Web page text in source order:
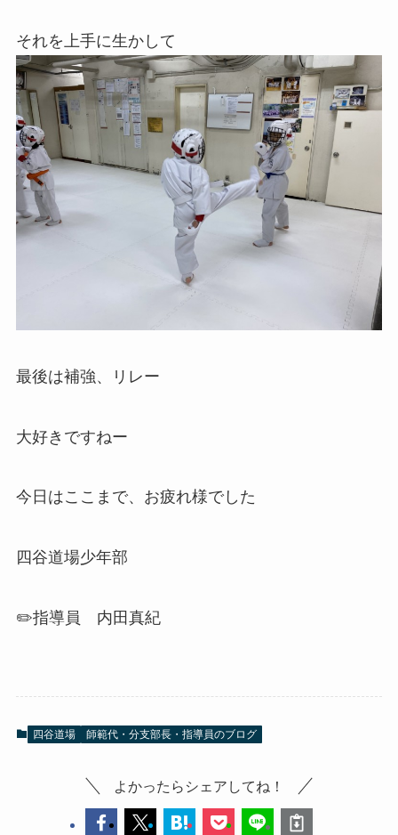
それを上手に生かして
最後は補強、リレー
大好きですねー
今日はここまで、お疲れ様でした
四谷道場少年部
✏️指導員 内田真紀
四谷道場 師範代・分支部長・指導員のブログ
よかったらシェアしてね！